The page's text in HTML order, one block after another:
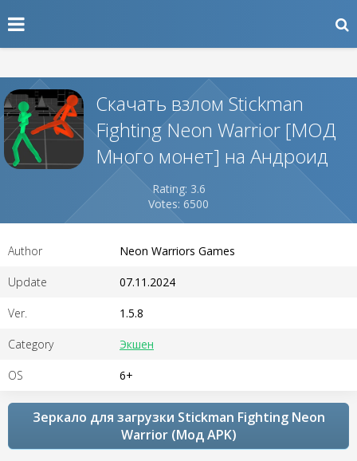
Скачать взлом Stickman
Fighting Neon Warrior [МОД
Много монет] на Андроид
Rating: 3.6
Votes: 6500
Author Neon Warriors Games
Update 07.11.2024
Ver. 1.5.8
Category Экшен
OS 6+
Зеркало для загрузки Stickman Fighting Neon
Warrior (Мод APK)